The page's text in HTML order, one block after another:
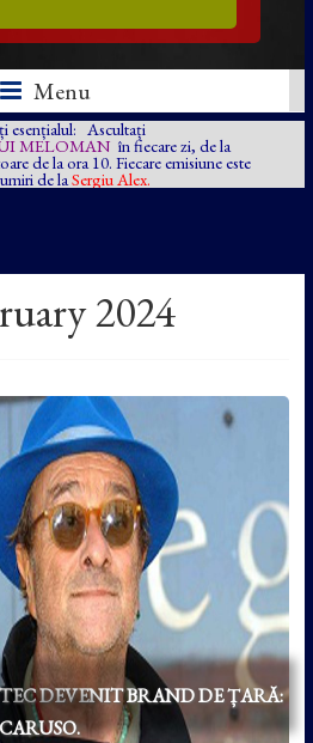
Menu
esențialul: Ascultați
MELOMAN în fiecare zi, de la
de la ora 10. Fiecare emisiune este
de la Sergiu Alex.
2024
DEVENIT BRAND DE ȚARĂ:
CARUSO.